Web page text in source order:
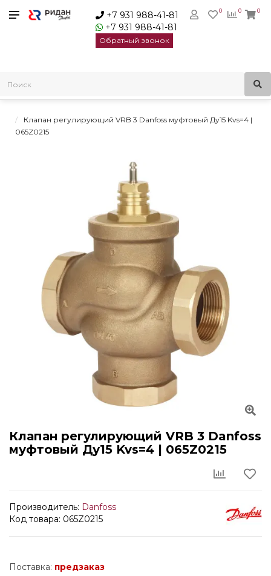
+7 931 988-41-81
+7 931 988-41-81
Обратный звонок
0
0 0
Клапаны регулирующие седельные
Клапан регулирующий VRB 3 Danfoss муфтовый Ду15 Kvs=4 |
065Z0215
Клапан регулирующий VRB 3 Danfoss
муфтовый Ду15 Kvs=4 | 065Z0215
Производитель: Danfoss
Код товара: 065Z0215
Поставка: предзаказ